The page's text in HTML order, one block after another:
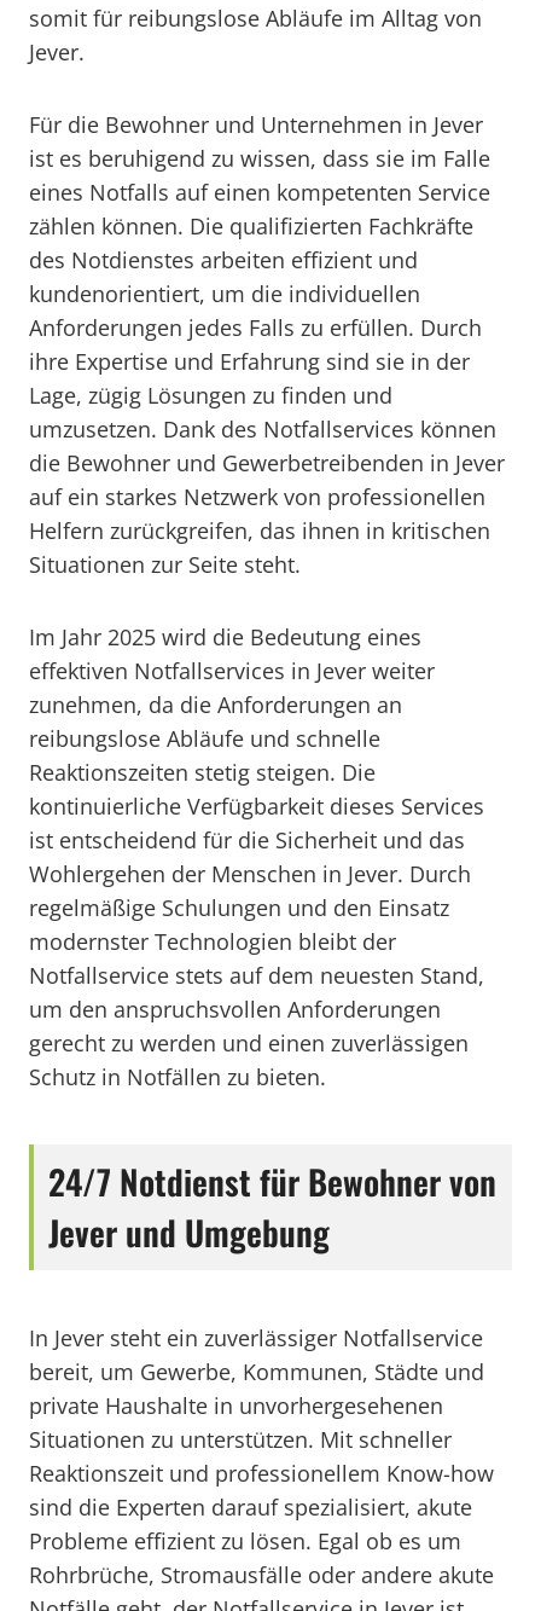
somit für reibungslose Abläufe im Alltag von
Jever.
Für die Bewohner und Unternehmen in Jever
ist es beruhigend zu wissen, dass sie im Falle
eines Notfalls auf einen kompetenten Service
zählen können. Die qualifizierten Fachkräfte
des Notdienstes arbeiten effizient und
kundenorientiert, um die individuellen
Anforderungen jedes Falls zu erfüllen. Durch
ihre Expertise und Erfahrung sind sie in der
Lage, zügig Lösungen zu finden und
umzusetzen. Dank des Notfallservices können
die Bewohner und Gewerbetreibenden in Jever
auf ein starkes Netzwerk von professionellen
Helfern zurückgreifen, das ihnen in kritischen
Situationen zur Seite steht.
Im Jahr 2025 wird die Bedeutung eines
effektiven Notfallservices in Jever weiter
zunehmen, da die Anforderungen an
reibungslose Abläufe und schnelle
Reaktionszeiten stetig steigen. Die
kontinuierliche Verfügbarkeit dieses Services
ist entscheidend für die Sicherheit und das
Wohlergehen der Menschen in Jever. Durch
regelmäßige Schulungen und den Einsatz
modernster Technologien bleibt der
Notfallservice stets auf dem neuesten Stand,
um den anspruchsvollen Anforderungen
gerecht zu werden und einen zuverlässigen
Schutz in Notfällen zu bieten.
24/7 Notdienst für Bewohner von
Jever und Umgebung
In Jever steht ein zuverlässiger Notfallservice
bereit, um Gewerbe, Kommunen, Städte und
private Haushalte in unvorhergesehenen
Situationen zu unterstützen. Mit schneller
Reaktionszeit und professionellem Know-how
sind die Experten darauf spezialisiert, akute
Probleme effizient zu lösen. Egal ob es um
Rohrbrüche, Stromausfälle oder andere akute